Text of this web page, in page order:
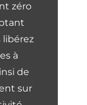
zéro
libérez
à
de
sur